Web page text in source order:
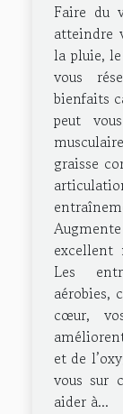
Faire du
atteindre
la pluie,
vous
bienfaits
peut
graisse
Les
aérobies,
cœur,
et de
vous sur
aider à...